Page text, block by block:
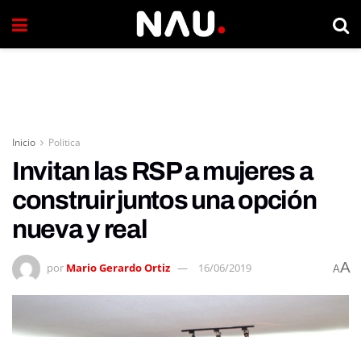
Inicio Politica
Invitan las RSP a mujeres a
construir juntos una opción
nueva y real
por Mario Gerardo Ortiz 16/06/2019 AA